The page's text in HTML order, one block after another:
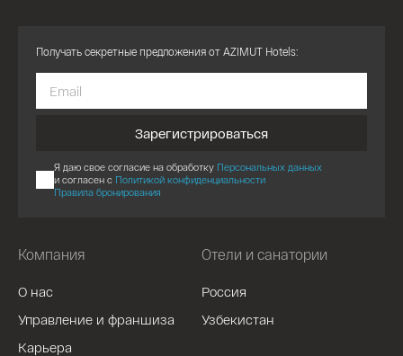
Компания
О нас
Управление и франшиза
Карьера
Отели и санатории
Россия
Узбекистан
Получать секретные предложения от AZIMUT Hotels:
Зарегистрироваться
Я даю свое согласие на обработку Персональных данных
и согласен с Политикой конфиденциальности
Правила бронирования